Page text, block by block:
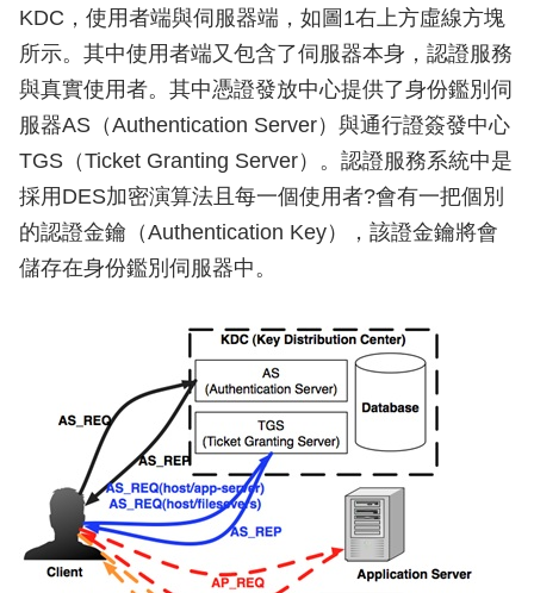
KDC，使用者端與伺服器端，如圖1右上方虛線方塊
所示。其中使用者端又包含了伺服器本身，認證服務
與真實使用者。其中憑證發放中心提供了身份鑑別伺
服器AS（Authentication Server）與通行證簽發中心
TGS（Ticket Granting Server）。認證服務系統中是
採用DES加密演算法且每一個使用者?會有一把個別
的認證金鑰（Authentication Key），該證金鑰將會
儲存在身份鑑別伺服器中。